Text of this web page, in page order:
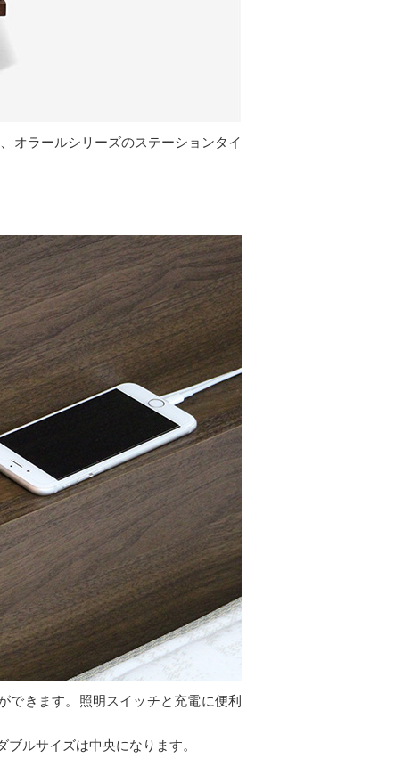
オラールシリーズのステーションタイ
できます。照明スイッチと充電に便利
ルサイズは中央になります。